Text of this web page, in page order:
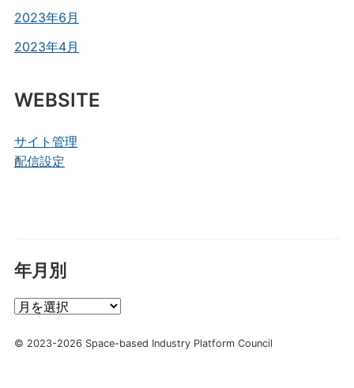
2023年6月
2023年4月
WEBSITE
サイト管理
配信設定
年月別
年
別
© 2023-2026 Space-based Industry Platform Council